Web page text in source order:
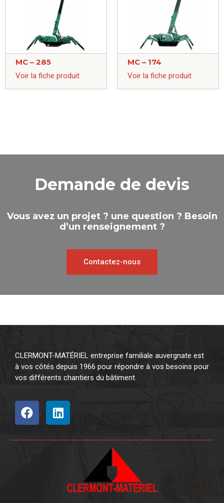
MC – 285
Voir la fiche produit
MC – 174
Voir la fiche produit
Demande de devis
Vous avez un projet ? une question ? Besoin
d’un renseignement ?
Contactez-nous
CLERMONT-MATÉRIEL entreprise familiale auvergnate est
à vos côtés depuis 1966 pour répondre à vos besoins pour
vos différents chantiers du bâtiment.